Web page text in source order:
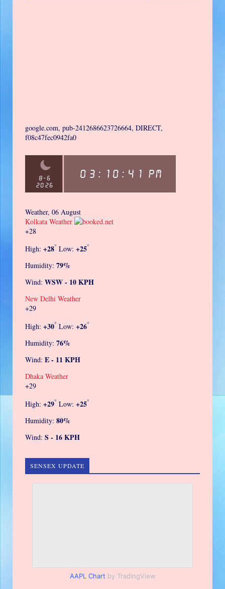
google.com, pub-2412686623726664, DIRECT,
f08c47fec0942fa0
Weather, 06 August
Kolkata Weather
+28
High: +28° Low: +25°
Humidity: 79%
Wind: WSW - 10 KPH
New Delhi Weather
+29
High: +30° Low: +26°
Humidity: 76%
Wind: E - 11 KPH
Dhaka Weather
+29
High: +29° Low: +25°
Humidity: 80%
Wind: S - 16 KPH
SENSEX UPDATE
AAPL Chart by TradingView